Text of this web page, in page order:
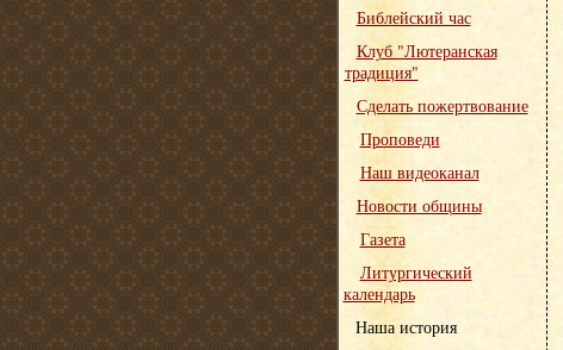
Библейский час
Клуб "Лютеранская
традиция"
Сделать пожертвование
Проповеди
Наш видеоканал
Новости общины
Газета
Литургический
календарь
Наша история